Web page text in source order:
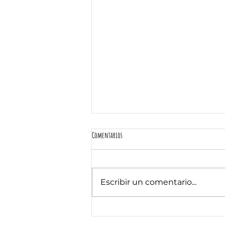
Comentarios
Escribir un comentario...